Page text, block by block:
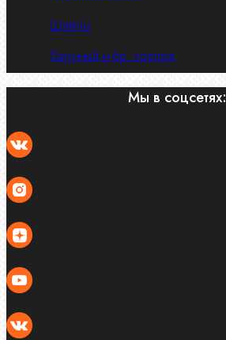
Штифты
Латунный и бр. крепеж
Мы в соцсетях: